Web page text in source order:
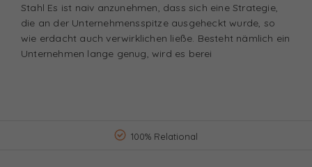
Stahl Es ist naiv anzunehmen, dass sich eine Strategie,
die an der Unternehmensspitze ausgeheckt wurde, so
wie erdacht auch verwirklichen ließe. Besteht nämlich ein
Unternehmen lange genug, wird es berei
100% Relational